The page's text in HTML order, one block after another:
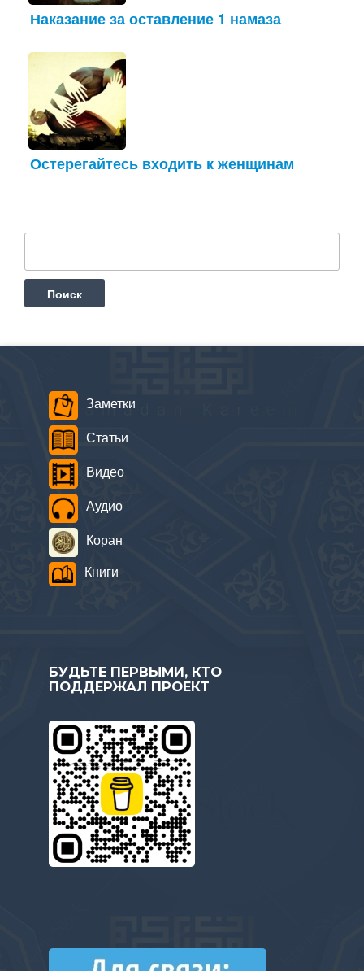
Наказание за оставление 1 намаза
Остерегайтесь входить к женщинам
Заметки
Статьи
Видео
Аудио
Коран
Книги
БУДЬТЕ ПЕРВЫМИ, КТО
ПОДДЕРЖАЛ ПРОЕКТ